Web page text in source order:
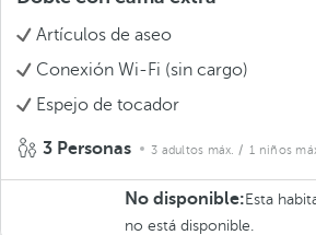
Artículos de aseo
Conexión Wi-Fi (sin cargo)
Espejo de tocador
3 Personas 3 adultos máx. / 1 niños
No disponible: Esta
no está disponible.